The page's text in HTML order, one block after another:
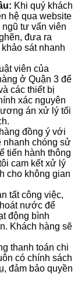
Khi quý khách
hệ qua website
ngũ tư vấn viên
đưa ra
sát nhanh
viên của
ở Quận 3 để
các thiết bị
xác nguyên
án xử lý tối
đồng ý với
nhanh chóng sử
tiến hành thông
cam kết xử lý
cho không gian
tất công việc,
nước để
động bình
Khách hàng sẽ
thanh toán chi
có chính sách
đảm bảo quyền